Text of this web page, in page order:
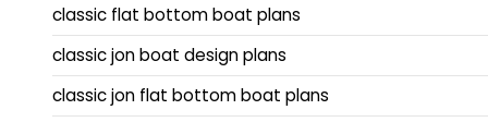
classic flat bottom boat plans
classic jon boat design plans
classic jon flat bottom boat plans